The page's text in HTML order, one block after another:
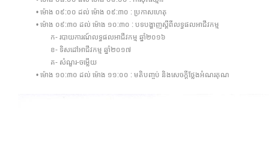
• ម៉ោង ០៩:០០ ដល់ ម៉ោង ០៩:៣០ : ប្រកាសហេតុ
• ម៉ោង ០៩:៣០ ដល់ ម៉ោង ១០:៣០ : បទបង្ហាញស្តីពីលទ្ធផលអាជីវកម្ម
ក- របាយការណ៍លទ្ធផលអាជីវកម្ម ឆ្នាំ២០១៦
ខ- ទិសដៅអាជីវកម្ម ឆ្នាំ២០១៧
គ- សំណួរ-ចម្លើយ
• ម៉ោង ១០:៣០ ដល់ ម៉ោង ១១:០០ : មតិបញ្ចប់ និងសេចក្តីថ្លែងអំណរគុណ